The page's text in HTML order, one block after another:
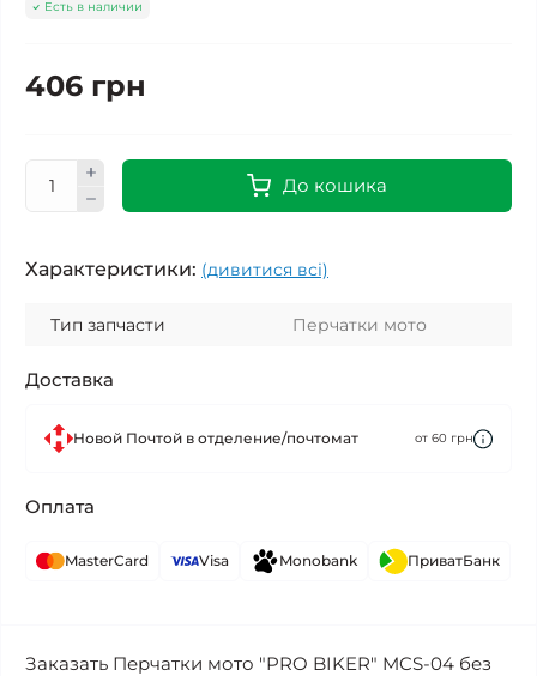
Есть в наличии
406 грн
До кошика
Характеристики: (дивитися всі)
Тип запчасти Перчатки мото
Доставка
Новой Почтой в отделение/почтомат от 60 грн
Оплата
MasterCard Visa Monobank ПриватБанк
Заказать Перчатки мото "PRO BIKER" MCS-04 без